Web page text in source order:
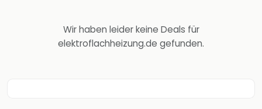
Wir haben leider keine Deals für
elektroflachheizung.de gefunden.